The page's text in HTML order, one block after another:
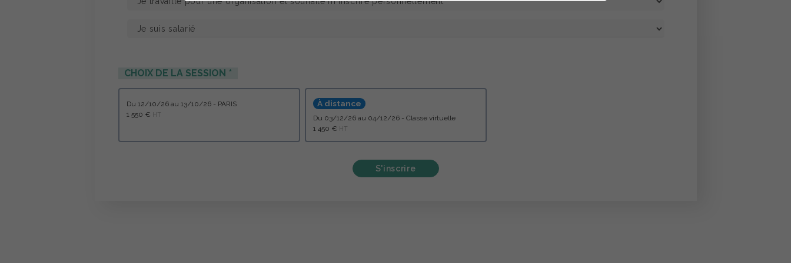
CHOIX DE LA SESSION
du 12/10/26 au 13/10/26 - PARIS
1 550 € HT
À distance
du 03/12/26 au 04/12/26 - Classe virtuelle
1 450 € HT
S'inscrire